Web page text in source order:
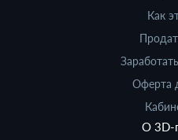
Как
Оферта
О 3D-